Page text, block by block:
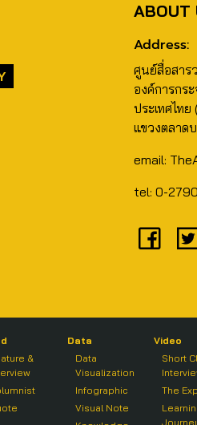
ABOUT
Address:
ศูนย์สื่อสาร
องค์การกร
ประเทศไท
แขวงตลาด
email:
tel: 0-
&
Data
Data
Visualization
Infographic
Visual Note
Video
Short
The